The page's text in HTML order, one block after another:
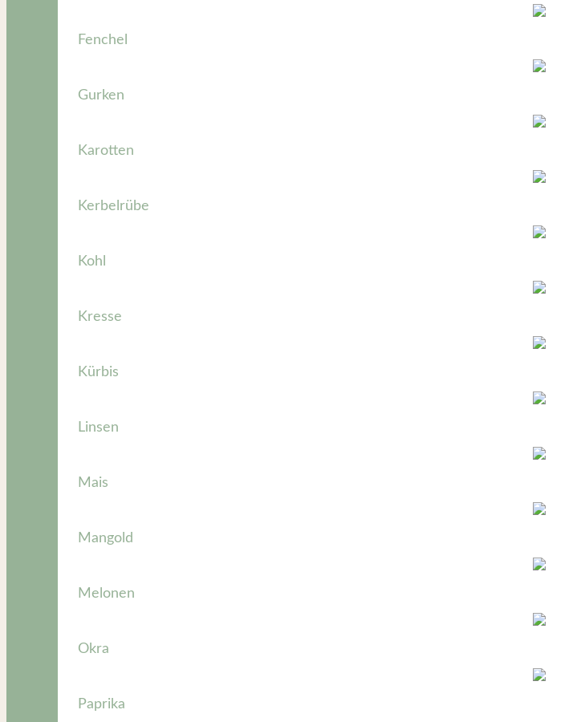
Fenchel
Gurken
Karotten
Kerbelrübe
Kohl
Kresse
Kürbis
Linsen
Mais
Mangold
Melonen
Okra
Paprika